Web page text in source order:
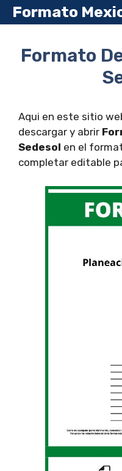
Saltar
al
Formato
Formato
Aqui en este sitio
descargar y abrir
Sedesol en el
completar editable